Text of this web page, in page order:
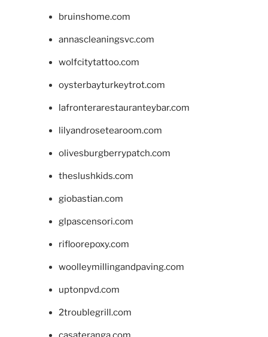
bruinshome.com
annascleaningsvc.com
wolfcitytattoo.com
oysterbayturkeytrot.com
lafronterarestauranteybar.com
lilyandrosetearoom.com
olivesburgberrypatch.com
theslushkids.com
giobastian.com
glpascensori.com
rifloorepoxy.com
woolleymillingandpaving.com
uptonpvd.com
2troublegrill.com